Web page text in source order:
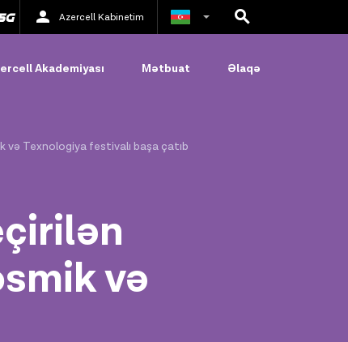
Azercell Kabinetim
Akademiyası Mətbuat Əlaqə
və Texnologiya festivalı başa çatıb
və